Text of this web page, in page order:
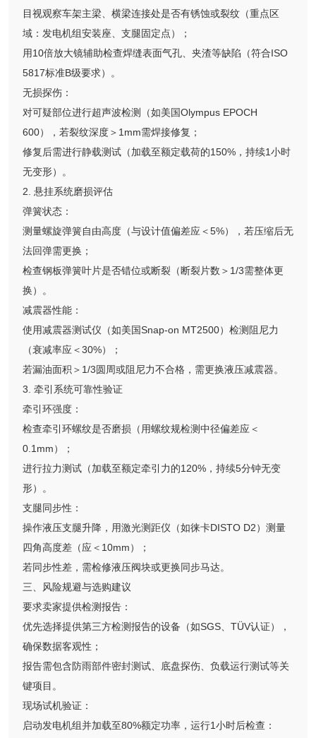
目视观察车架主梁、横梁连接处是否有锈蚀或裂纹（重点区
域：发电机组安装座、支腿固定点）；
用10倍放大镜辅助检查焊缝表面气孔、夹渣等缺陷（符合ISO
5817标准B级要求）。
无损探伤：
对可疑部位进行超声波检测（如美国Olympus EPOCH
600），若裂纹深度＞1mm需焊接修复；
修复后需进行静载测试（加载至额定载荷的150%，持续1小时
无变形）。
2. 悬挂系统磨损评估
弹簧状态：
测量螺旋弹簧自由高度（与设计值偏差应＜5%），若压缩后无
法回弹需更换；
检查钢板弹簧叶片是否错位或断裂（断裂片数＞1/3需整体更
换）。
减震器性能：
使用减震器测试仪（如美国Snap-on MT2500）检测阻尼力
（衰减率应＜30%）；
若漏油面积＞1/3圆周或阻尼力不合格，需更换液压减震器。
3. 牵引系统可靠性验证
牵引环强度：
检查牵引环螺纹是否磨损（用螺纹规检测中径偏差应＜
0.1mm）；
进行拉力测试（加载至额定牵引力的120%，持续5分钟无变
形）。
支腿同步性：
操作液压支腿升降，用激光测距仪（如徕卡DISTO D2）测量
四角高度差（应＜10mm）；
若同步性差，需检修液压阀块或更换同步马达。
三、风险规避与选购建议
要求卖家提供检测报告：
优先选择提供第三方检测报告的设备（如SGS、TÜV认证），
确保数据客观性；
报告需包含防雨部件密封测试、底盘探伤、负载运行测试等关
键项目。
现场试机验证：
启动发电机组并加载至80%额定功率，运行1小时后检查：